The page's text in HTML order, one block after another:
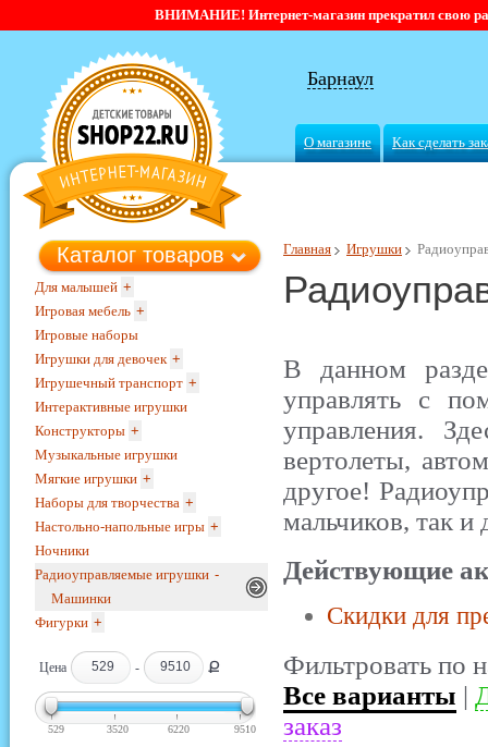
ВНИМАНИЕ! Интернет-магазин прекратил свою
Барнаул
О магазине Как сделать
Главная Игрушки
В данном
управлять с
управления.
вертолеты,
другое!
мальчиков, так и
Действующие
Скидки для
Фильтровать по
Все варианты |
заказ
Каталог товаров
Для малышей +
Игровая мебель +
Игровые наборы
Игрушки для девочек +
Игрушечный транспорт +
Интерактивные игрушки
Конструкторы +
Музыкальные игрушки
Мягкие игрушки +
Наборы для творчества +
Настольно-напольные игры +
Ночники
Радиоуправляемые игрушки -
Машинки
Фигурки +
Цена - Ք
529 3520 6220 9510